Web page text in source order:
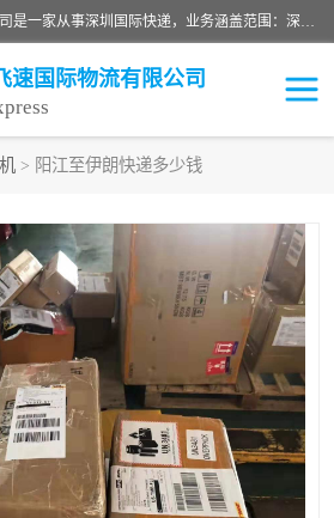
深圳市鑫飞速国际物流有限公司是一家从事深圳国际快递，业务涵盖范围：深圳DHL国际快递、深圳国际快递公司、深圳国际物流公司、深圳国际快递、深圳DHL国际快递电话可拨打全国服务热线：15019287411。欢迎各位亲来人来电到我司洽谈合作。
速国际物流有限公司
> 阳江至伊朗快递多少钱
巴西快递
伊朗快递
深圳国际快递公司
深圳国际快递电话
深圳国际快递